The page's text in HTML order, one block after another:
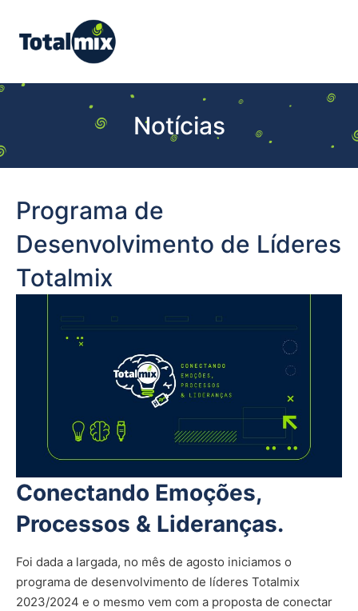
Notícias
Programa de
Desenvolvimento de Líderes
Totalmix
Conectando Emoções,
Processos & Lideranças.
Foi dada a largada, no mês de agosto iniciamos o
programa de desenvolvimento de líderes Totalmix
2023/2024 e o mesmo vem com a proposta de conectar